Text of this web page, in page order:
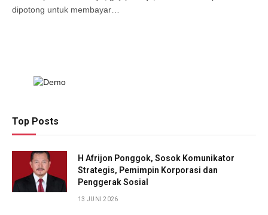
dipotong untuk membayar…
Top Posts
H Afrijon Ponggok, Sosok Komunikator
Strategis, Pemimpin Korporasi dan
Penggerak Sosial
13 JUNI 2026